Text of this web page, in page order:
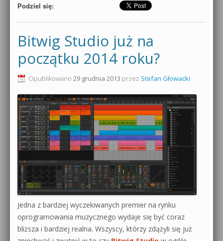
Podziel się:
Bitwig Studio już na
początku 2014 roku?
Opublikowano 29 grudnia 2013 przez Stefan Głowacki
Jedna z bardziej wyczekiwanych premier na rynku
oprogramowania muzycznego wydaje się być coraz
bliższa i bardziej realna. Wszyscy, którzy zdążyli się już